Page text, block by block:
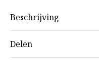
Beschrijving
Delen